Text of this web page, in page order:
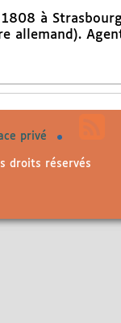
à
allemand).
privé
droits réservés